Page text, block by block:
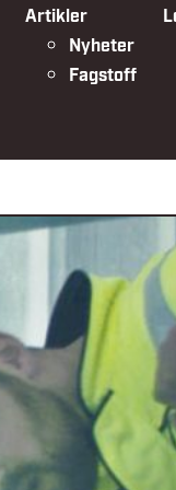
Artikler
Nyheter
Fagstoff